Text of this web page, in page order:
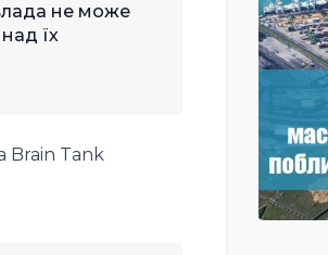
не може
їх
Brain Tank